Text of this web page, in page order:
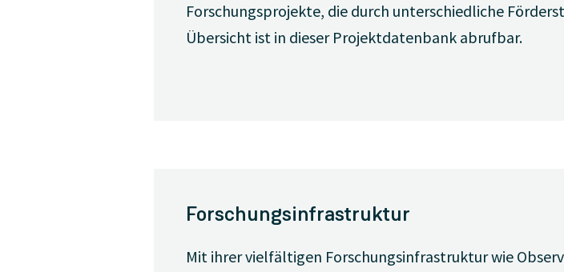
Forschungsprojekte, die durch unterschiedliche
Übersicht ist in dieser Projektdatenbank abrufbar.
Forschungsinfrastruktur
Mit ihrer vielfältigen Forschungsinfrastruktur wie